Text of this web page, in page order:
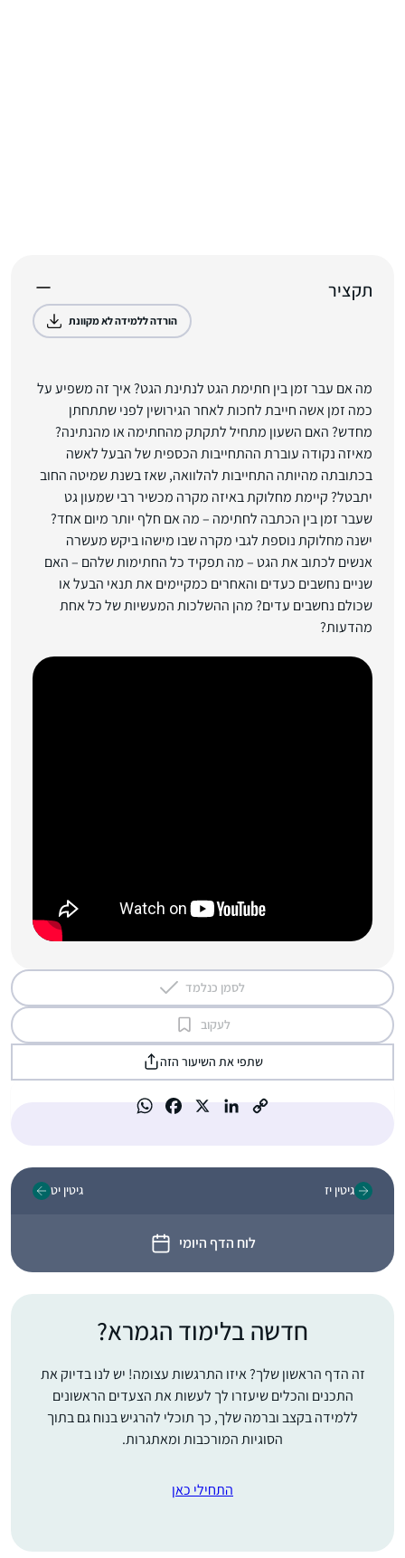
תקציר
הורדה ללמידה לא מקוונת
מה אם עבר זמן בין חתימת הגט לנתינת הגט? איך זה משפיע על
כמה זמן אשה חייבת לחכות לאחר הגירושין לפני שתתחתן
מחדש? האם השעון מתחיל לתקתק מהחתימה או מהנתינה?
מאיזה נקודה עוברת ההתחייבות הכספית של הבעל לאשה
בכתובתה מהיותה התחייבות להלוואה, שאז בשנת שמיטה החוב
יתבטל? קיימת מחלוקת באיזה מקרה מכשיר רבי שמעון גט
שעבר זמן בין הכתבה לחתימה – מה אם חלף יותר מיום אחד?
ישנה מחלוקת נוספת לגבי מקרה שבו מישהו ביקש מעשרה
אנשים לכתוב את הגט – מה תפקיד כל החתימות שלהם – האם
שניים נחשבים כעדים והאחרים כמקיימים את תנאי הבעל או
שכולם נחשבים עדים? מהן ההשלכות המעשיות של כל אחת
מהדעות?
לסמן כנלמד
לעקוב
שתפי את השיעור הזה
גיטין יז
לוח הדף היומי
גיטין יט
חדשה בלימוד הגמרא?
זה הדף הראשון שלך? איזו התרגשות עצומה! יש לנו בדיוק את
התכנים והכלים שיעזרו לך לעשות את הצעדים הראשונים
ללמידה בקצב וברמה שלך, כך תוכלי להרגיש בנוח גם בתוך
הסוגיות המורכבות ומאתגרות.
התחילי כאן